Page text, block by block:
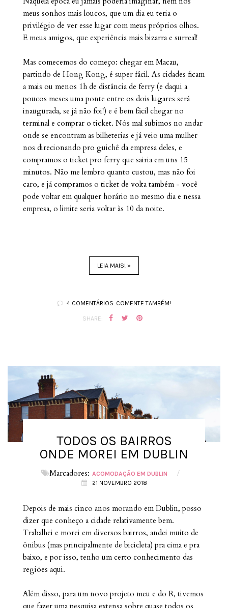
meus sonhos mais loucos, que um dia eu teria o
privilégio de ver esse lugar com meus próprios olhos.
E meus amigos, que experiência mais bizarra e surreal!
Mas comecemos do começo: chegar em Macau,
partindo de Hong Kong, é super fácil. As cidades ficam
a mais ou menos 1h de distância de ferry (e daqui a
poucos meses uma ponte entre os dois lugares será
inaugurada, se já não foi!) e é bem fácil chegar no
terminal e comprar o ticket. Nós mal subimos no andar
onde se encontram as bilheterias e já veio uma mulher
nos direcionando pro guichê da empresa deles, e
compramos o ticket pro ferry que sairia em uns 15
minutos. Não me lembro quanto custou, mas não foi
caro, e já compramos o ticket de volta também - você
pode voltar em qualquer horário no mesmo dia e nessa
empresa, o limite seria voltar às 10 da noite.
LEIA MAIS! »
4 COMENTÁRIOS. COMENTE TAMBÉM!
SHARE:
TODOS OS BAIRROS
ONDE MOREI EM DUBLIN
Marcadores: ACOMODAÇÃO EM DUBLIN /
21 NOVEMBRO 2018
Depois de mais cinco anos morando em Dublin, posso
dizer que conheço a cidade relativamente bem.
Trabalhei e morei em diversos bairros, andei muito de
ônibus (mas principalmente de bicicleta) pra cima e pra
baixo, e por isso, tenho um certo conhecimento das
regiões aqui.
Além disso, para um novo projeto meu e do R, tivemos
que fazer uma pesquisa extensa sobre quase todos os